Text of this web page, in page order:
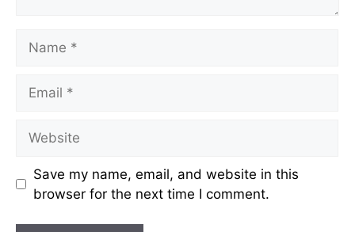
Save my name, email, and website in this
browser for the next time I comment.